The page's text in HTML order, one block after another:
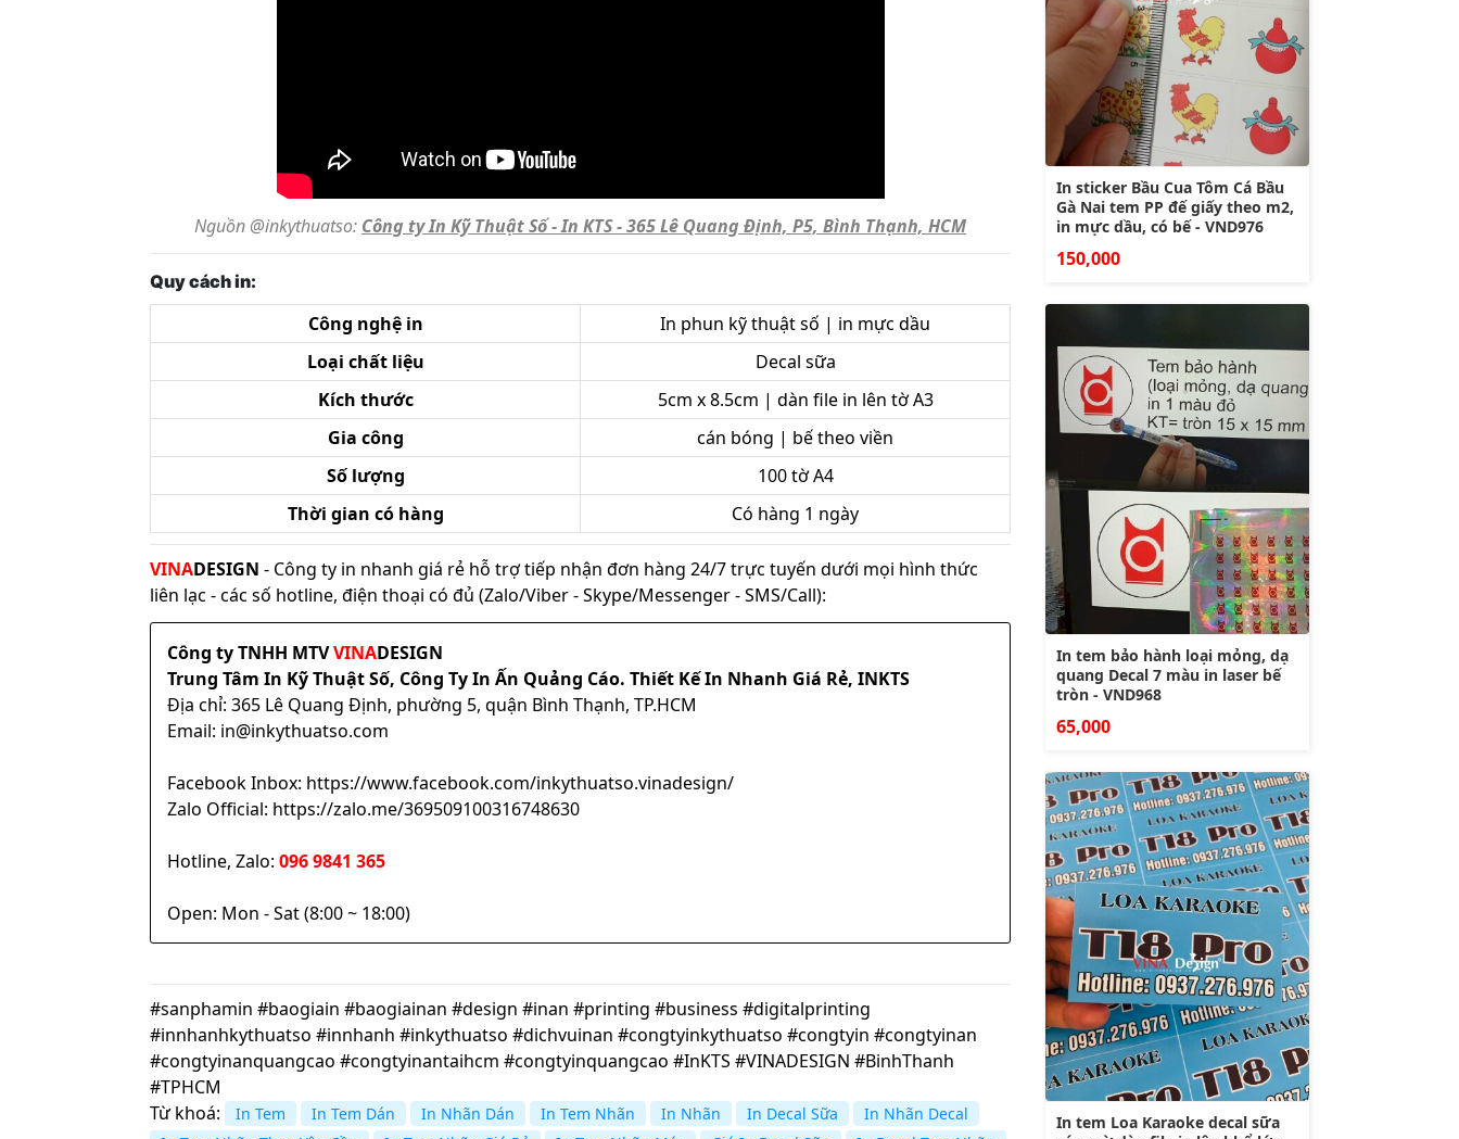
Nguồn @inkythuatso: Công ty In Kỹ Thuật Số - In KTS - 365 Lê Quang Định, P5, Bình Thạnh, HCM
Quy cách in:
Công nghệ in
In phun kỹ thuật số | in mực dầu
Loại chất liệu
Decal sữa
Kích thước
5cm x 8.5cm | dàn file in lên tờ A3
Gia công
cán bóng | bế theo viền
Số lượng
100 tờ A4
Thời gian có hàng
Có hàng 1 ngày
VINADESIGN - Công ty in nhanh giá rẻ hỗ trợ tiếp nhận đơn hàng 24/7 trực tuyến dưới mọi hình thức
liên lạc - các số hotline, điện thoại có đủ (Zalo/Viber - Skype/Messenger - SMS/Call):
Công ty TNHH MTVVINADESIGN
Trung Tâm In Kỹ Thuật Số, Công Ty In Ấn Quảng Cáo. Thiết Kế In Nhanh Giá Rẻ, INKTS
Địa chỉ: 365 Lê Quang Định, phường 5, quận Bình Thạnh, TP.HCM
Email: in@inkythuatso.com
Facebook Inbox: https://www.facebook.com/inkythuatso.vinadesign/
Zalo Official: https://zalo.me/369509100316748630
Hotline, Zalo: 096 9841 365
Open: Mon - Sat (8:00 ~ 18:00)
#sanphamin #baogiain #baogiainan #design #inan #printing #business #digitalprinting
#innhanhkythuatso #innhanh #inkythuatso #dichvuinan #congtyinkythuatso #congtyin #congtyinan
#congtyinanquangcao #congtyinantaihcm #congtyinquangcao #InKTS #VINADESIGN #BinhThanh
#TPHCM
Từ khoá:
In Tem In Tem Dán In Nhãn Dán In Tem Nhãn In Nhãn In Decal Sữa
In Nhãn Decal
In sticker Bầu Cua Tôm Cá Bầu
Gà Nai tem PP đế giấy theo m2,
in mực dầu, có bế - VND976
150,000
In tem bảo hành loại mỏng, dạ
quang Decal 7 màu in laser bế
tròn - VND968
65,000
In tem Loa Karaoke decal sữa